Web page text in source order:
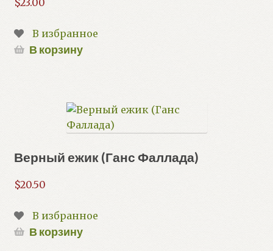
$23.00
В избранное
В корзину
Верный ежик (Ганс Фаллада)
$20.50
В избранное
В корзину